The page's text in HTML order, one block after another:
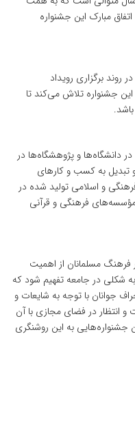
مبارک این جشنواره
روند برگزاری رویداد
جشنواره تلاش می‌کند تا
دانشگاه‌ها و پژوهشگاه‌ها در
تبدیل به کسب و کار‌های
فرهنگی و اسلامی تولید شده در
مؤسسه‌های فرهنگی و قرآنی
فرهنگ مسلمانان از اهمیت
شکلی در جامعه تفهیم شود که
جوانان با توجه به شایعات و
انتظار در فضای مجازی با آن
جشنواره‌هایی به این روشنگری